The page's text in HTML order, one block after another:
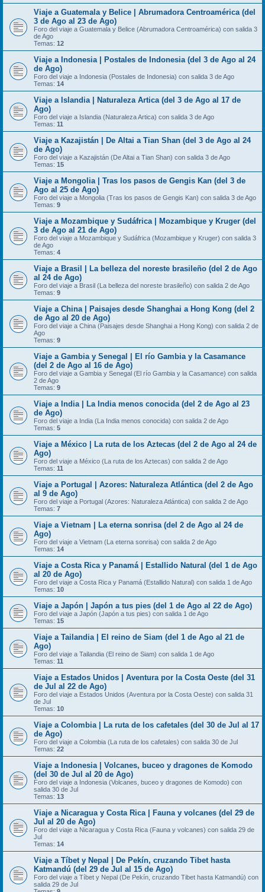
Viaje a Guatemala y Belice | Abrumadora Centroamérica (del
3 de Ago al 23 de Ago)
Foro del viaje a Guatemala y Belice (Abrumadora Centroamérica) con salida 3
de Ago
Temas: 12
Viaje a Indonesia | Postales de Indonesia (del 3 de Ago al 24
de Ago)
Foro del viaje a Indonesia (Postales de Indonesia) con salida 3 de Ago
Temas: 14
Viaje a Islandia | Naturaleza Artica (del 3 de Ago al 17 de
Ago)
Foro del viaje a Islandia (Naturaleza Artica) con salida 3 de Ago
Temas: 11
Viaje a Kazajistán | De Altai a Tian Shan (del 3 de Ago al 24
de Ago)
Foro del viaje a Kazajistán (De Altai a Tian Shan) con salida 3 de Ago
Temas: 15
Viaje a Mongolia | Tras los pasos de Gengis Kan (del 3 de
Ago al 25 de Ago)
Foro del viaje a Mongolia (Tras los pasos de Gengis Kan) con salida 3 de Ago
Temas: 9
Viaje a Mozambique y Sudáfrica | Mozambique y Kruger (del
3 de Ago al 21 de Ago)
Foro del viaje a Mozambique y Sudáfrica (Mozambique y Kruger) con salida 3
de Ago
Temas: 4
Viaje a Brasil | La belleza del noreste brasileño (del 2 de Ago
al 24 de Ago)
Foro del viaje a Brasil (La belleza del noreste brasileño) con salida 2 de Ago
Temas: 9
Viaje a China | Paisajes desde Shanghai a Hong Kong (del 2
de Ago al 20 de Ago)
Foro del viaje a China (Paisajes desde Shanghai a Hong Kong) con salida 2 de
Ago
Temas: 9
Viaje a Gambia y Senegal | El río Gambia y la Casamance
(del 2 de Ago al 16 de Ago)
Foro del viaje a Gambia y Senegal (El río Gambia y la Casamance) con salida
2 de Ago
Temas: 9
Viaje a India | La India menos conocida (del 2 de Ago al 23
de Ago)
Foro del viaje a India (La India menos conocida) con salida 2 de Ago
Temas: 5
Viaje a México | La ruta de los Aztecas (del 2 de Ago al 24 de
Ago)
Foro del viaje a México (La ruta de los Aztecas) con salida 2 de Ago
Temas: 11
Viaje a Portugal | Azores: Naturaleza Atlántica (del 2 de Ago
al 9 de Ago)
Foro del viaje a Portugal (Azores: Naturaleza Atlántica) con salida 2 de Ago
Temas: 7
Viaje a Vietnam | La eterna sonrisa (del 2 de Ago al 24 de
Ago)
Foro del viaje a Vietnam (La eterna sonrisa) con salida 2 de Ago
Temas: 14
Viaje a Costa Rica y Panamá | Estallido Natural (del 1 de Ago
al 20 de Ago)
Foro del viaje a Costa Rica y Panamá (Estallido Natural) con salida 1 de Ago
Temas: 10
Viaje a Japón | Japón a tus pies (del 1 de Ago al 22 de Ago)
Foro del viaje a Japón (Japón a tus pies) con salida 1 de Ago
Temas: 15
Viaje a Tailandia | El reino de Siam (del 1 de Ago al 21 de
Ago)
Foro del viaje a Tailandia (El reino de Siam) con salida 1 de Ago
Temas: 11
Viaje a Estados Unidos | Aventura por la Costa Oeste (del 31
de Jul al 22 de Ago)
Foro del viaje a Estados Unidos (Aventura por la Costa Oeste) con salida 31
de Jul
Temas: 10
Viaje a Colombia | La ruta de los cafetales (del 30 de Jul al 17
de Ago)
Foro del viaje a Colombia (La ruta de los cafetales) con salida 30 de Jul
Temas: 22
Viaje a Indonesia | Volcanes, buceo y dragones de Komodo
(del 30 de Jul al 20 de Ago)
Foro del viaje a Indonesia (Volcanes, buceo y dragones de Komodo) con
salida 30 de Jul
Temas: 13
Viaje a Nicaragua y Costa Rica | Fauna y volcanes (del 29 de
Jul al 20 de Ago)
Foro del viaje a Nicaragua y Costa Rica (Fauna y volcanes) con salida 29 de
Jul
Temas: 14
Viaje a Tíbet y Nepal | De Pekín, cruzando Tibet hasta
Katmandú (del 29 de Jul al 15 de Ago)
Foro del viaje a Tíbet y Nepal (De Pekín, cruzando Tibet hasta Katmandú) con
salida 29 de Jul